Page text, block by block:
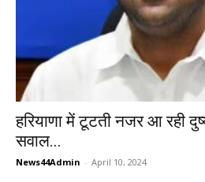
हरियाणा में टूटती नजर आ रही
सवाल...
News44Admin - April 10, 2024